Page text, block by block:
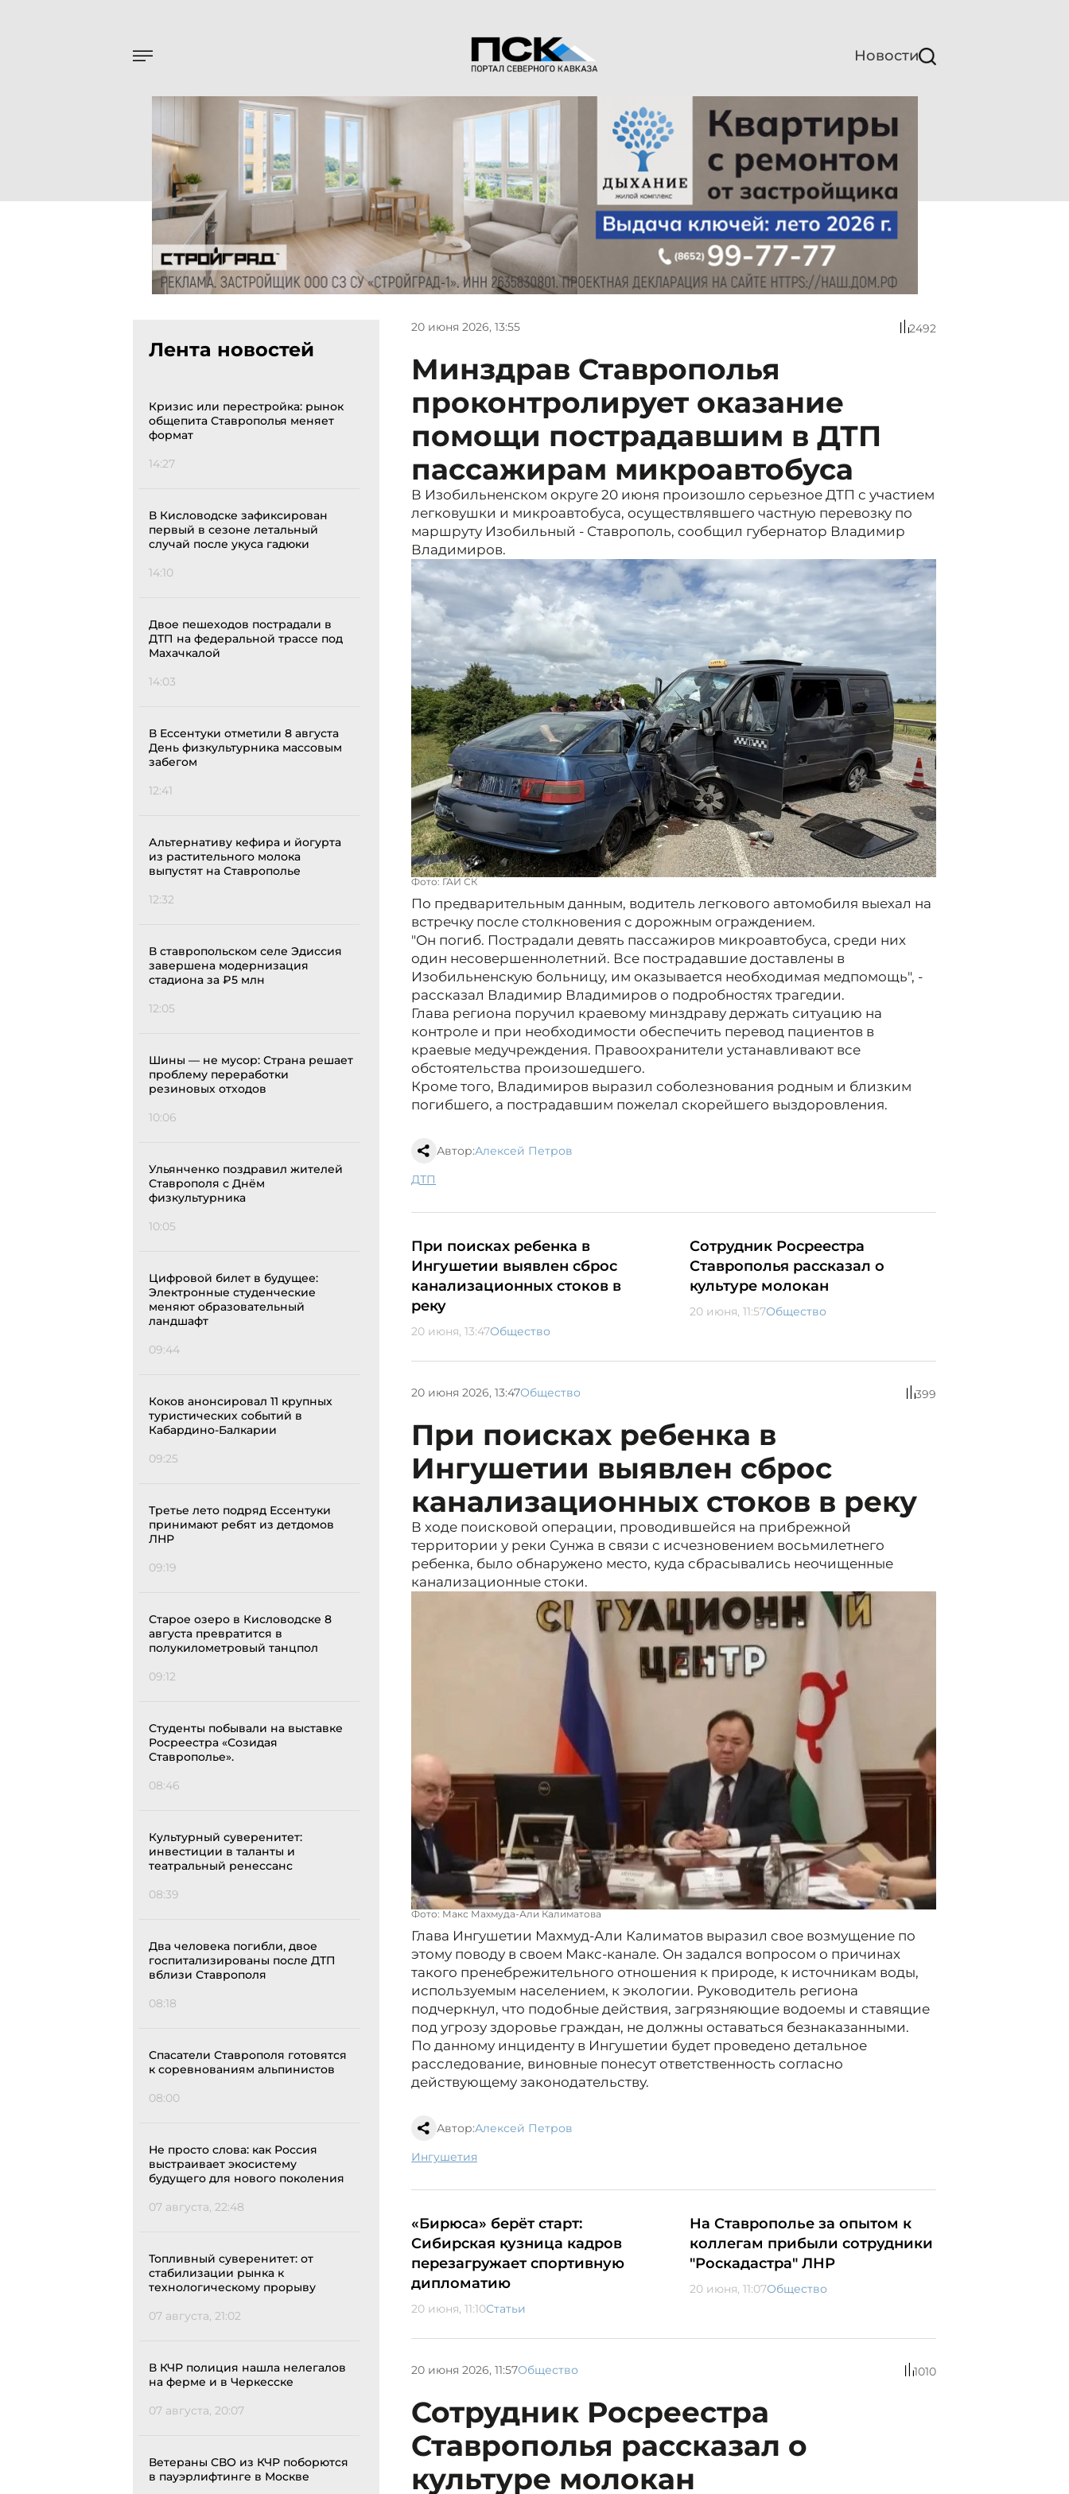
Новости
Лента новостей
Кризис или перестройка: рынок
общепита Ставрополья меняет
формат
14:27
В Кисловодске зафиксирован
первый в сезоне летальный
случай после укуса гадюки
14:10
Двое пешеходов пострадали в
ДТП на федеральной трассе под
Махачкалой
14:03
В Ессентуки отметили 8 августа
День физкультурника массовым
забегом
12:41
Альтернативу кефира и йогурта
из растительного молока
выпустят на Ставрополье
12:32
В ставропольском селе Эдиссия
завершена модернизация
стадиона за ₽5 млн
12:05
Шины — не мусор: Страна решает
проблему переработки
резиновых отходов
10:06
Ульянченко поздравил жителей
Ставрополя с Днём
физкультурника
10:05
Цифровой билет в будущее:
Электронные студенческие
меняют образовательный
ландшафт
09:44
Коков анонсировал 11 крупных
туристических событий в
Кабардино-Балкарии
09:25
Третье лето подряд Ессентуки
принимают ребят из детдомов
ЛНР
09:19
Старое озеро в Кисловодске 8
августа превратится в
полукилометровый танцпол
09:12
Студенты побывали на выставке
Росреестра «Созидая
Ставрополье».
08:46
Культурный суверенитет:
инвестиции в таланты и
театральный ренессанс
08:39
Два человека погибли, двое
госпитализированы после ДТП
вблизи Ставрополя
08:18
Спасатели Ставрополя готовятся
к соревнованиям альпинистов
08:00
Не просто слова: как Россия
выстраивает экосистему
будущего для нового поколения
07 августа, 22:48
Топливный суверенитет: от
стабилизации рынка к
технологическому прорыву
07 августа, 21:02
В КЧР полиция нашла нелегалов
на ферме и в Черкесске
07 августа, 20:07
Ветераны СВО из КЧР поборются
в пауэрлифтинге в Москве
20 июня 2026, 13:55 2492
Минздрав Ставрополья
проконтролирует оказание
помощи пострадавшим в ДТП
пассажирам микроавтобуса
В Изобильненском округе 20 июня произошло серьезное ДТП с участием
легковушки и микроавтобуса, осуществлявшего частную перевозку по
маршруту Изобильный - Ставрополь, сообщил губернатор Владимир
Владимиров.
Фото: ГАИ СК
По предварительным данным, водитель легкового автомобиля выехал на
встречку после столкновения с дорожным ограждением.
"Он погиб. Пострадали девять пассажиров микроавтобуса, среди них
один несовершеннолетний. Все пострадавшие доставлены в
Изобильненскую больницу, им оказывается необходимая медпомощь", -
рассказал Владимир Владимиров о подробностях трагедии.
Глава региона поручил краевому минздраву держать ситуацию на
контроле и при необходимости обеспечить перевод пациентов в
краевые медучреждения. Правоохранители устанавливают все
обстоятельства произошедшего.
Кроме того, Владимиров выразил соболезнования родным и близким
погибшего, а пострадавшим пожелал скорейшего выздоровления.
Автор:Алексей Петров
ДТП
При поисках ребенка в
Ингушетии выявлен сброс
канализационных стоков в
реку
20 июня, 13:47Общество
Сотрудник Росреестра
Ставрополья рассказал о
культуре молокан
20 июня, 11:57Общество
20 июня 2026, 13:47Общество 399
При поисках ребенка в
Ингушетии выявлен сброс
канализационных стоков в реку
В ходе поисковой операции, проводившейся на прибрежной
территории у реки Сунжа в связи с исчезновением восьмилетнего
ребенка, было обнаружено место, куда сбрасывались неочищенные
канализационные стоки.
Фото: Макс Махмуда-Али Калиматова
Глава Ингушетии Махмуд-Али Калиматов выразил свое возмущение по
этому поводу в своем Макс-канале. Он задался вопросом о причинах
такого пренебрежительного отношения к природе, к источникам воды,
используемым населением, к экологии. Руководитель региона
подчеркнул, что подобные действия, загрязняющие водоемы и ставящие
под угрозу здоровье граждан, не должны оставаться безнаказанными.
По данному инциденту в Ингушетии будет проведено детальное
расследование, виновные понесут ответственность согласно
действующему законодательству.
Автор:Алексей Петров
Ингушетия
«Бирюса» берёт старт:
Сибирская кузница кадров
перезагружает спортивную
дипломатию
20 июня, 11:10Статьи
На Ставрополье за опытом к
коллегам прибыли сотрудники
"Роскадастра" ЛНР
20 июня, 11:07Общество
20 июня 2026, 11:57Общество 1010
Сотрудник Росреестра
Ставрополья рассказал о
культуре молокан